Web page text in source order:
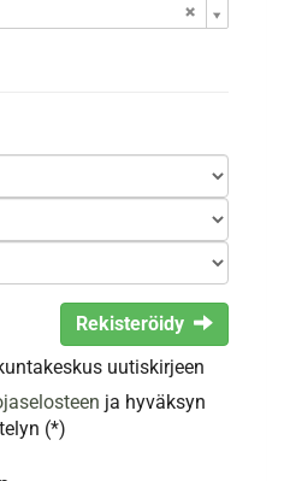
Rekisteröidy
uutiskirjeen
ja hyväksyn
(*)